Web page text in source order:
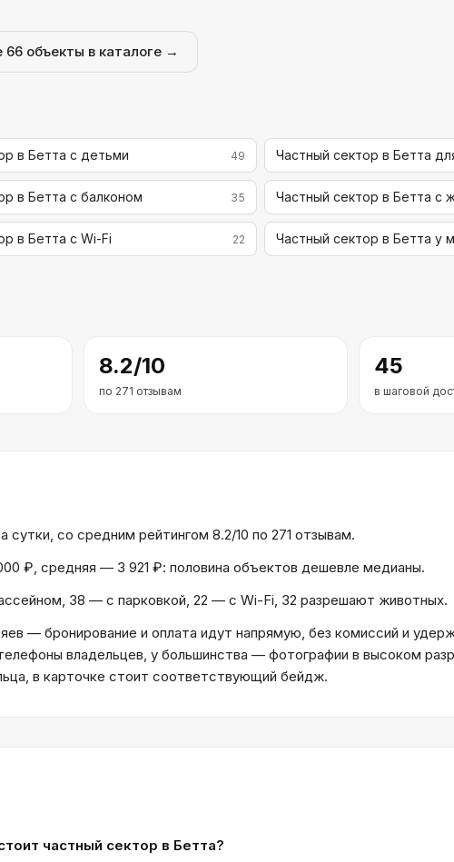
66 объекты в каталоге →
в Бетта с детьми 49 Частный сектор в Бетта
в Бетта с балконом 35 Частный сектор в Бетта с
в Бетта с Wi-Fi 22 Частный сектор в Бетта у
8.2/10
по 271 отзывам
45
в шаговой
со средним рейтингом 8.2/10 по 271 отзывам.
₽, средняя — 3 921 ₽: половина объектов дешевле медианы.
38 — с парковкой, 22 — с Wi-Fi, 32 разрешают животных.
— бронирование и оплата идут напрямую, без комиссий и
владельцев, у большинства — фотографии в высоком
в карточке стоит соответствующий бейдж.
частный сектор в Бетта?